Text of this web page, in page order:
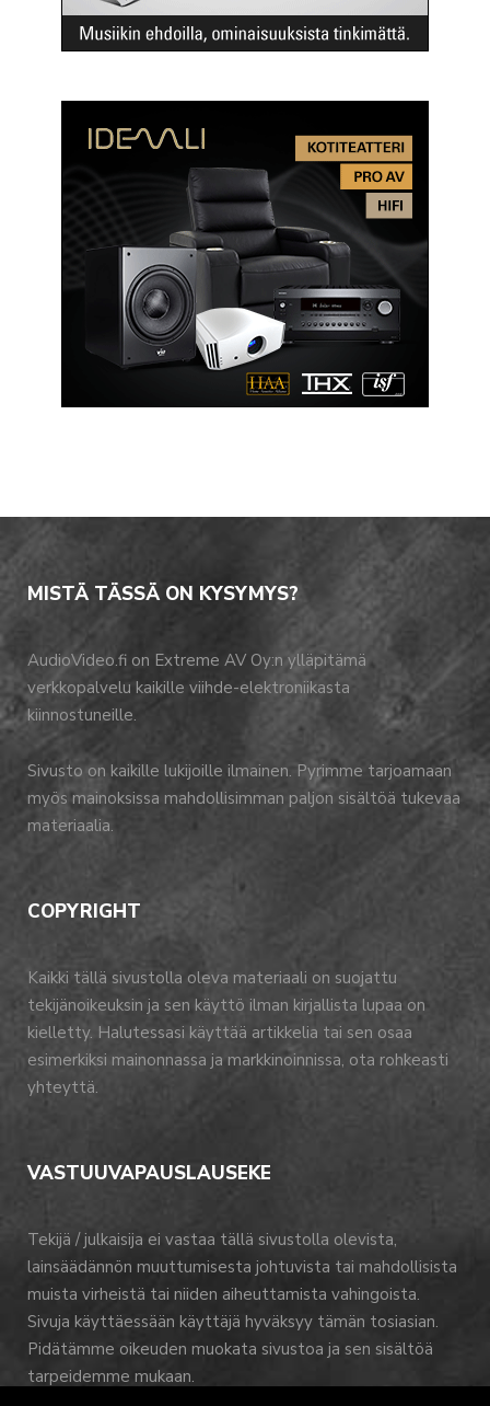
MISTÄ TÄSSÄ ON KYSYMYS?
AudioVideo.fi on Extreme AV Oy:n ylläpitämä
verkkopalvelu kaikille viihde-elektroniikasta
kiinnostuneille.
Sivusto on kaikille lukijoille ilmainen. Pyrimme tarjoamaan
myös mainoksissa mahdollisimman paljon sisältöä tukevaa
materiaalia.
COPYRIGHT
Kaikki tällä sivustolla oleva materiaali on suojattu
tekijänoikeuksin ja sen käyttö ilman kirjallista lupaa on
kielletty. Halutessasi käyttää artikkelia tai sen osaa
esimerkiksi mainonnassa ja markkinoinnissa, ota rohkeasti
yhteyttä.
VASTUUVAPAUSLAUSEKE
Tekijä / julkaisija ei vastaa tällä sivustolla olevista,
lainsäädännön muuttumisesta johtuvista tai mahdollisista
muista virheistä tai niiden aiheuttamista vahingoista.
Sivuja käyttäessään käyttäjä hyväksyy tämän tosiasian.
Pidätämme oikeuden muokata sivustoa ja sen sisältöä
tarpeidemme mukaan.